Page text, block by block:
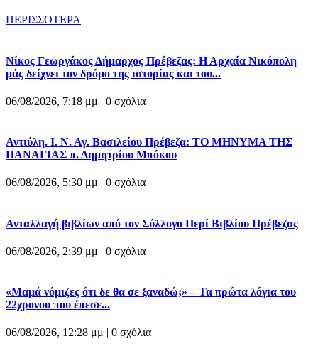
ΠΕΡΙΣΣΟΤΕΡΑ
Νίκος Γεωργάκος Δήμαρχος Πρέβεζας: Η Αρχαία Νικόπολη
μάς δείχνει τον δρόμο της ιστορίας και του...
06/08/2026, 7:18 μμ | 0 σχόλια
Αντιύλη. Ι. Ν. Αγ. Βασιλείου Πρέβεζα: ΤΟ ΜΗΝΥΜΑ ΤΗΣ
ΠΑΝΑΓΙΑΣ π. Δημητρίου Μπόκου
06/08/2026, 5:30 μμ | 0 σχόλια
Ανταλλαγή βιβλίων από τον Σύλλογο Περί Βιβλίου Πρέβεζας
06/08/2026, 2:39 μμ | 0 σχόλια
«Μαμά νόμιζες ότι δε θα σε ξαναδώ;» – Τα πρώτα λόγια του
22χρονου που έπεσε...
06/08/2026, 12:28 μμ | 0 σχόλια